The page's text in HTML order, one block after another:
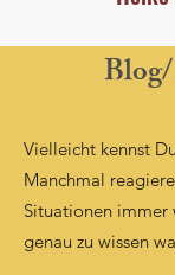
Vielleicht kennst
Manchmal
Situationen immer
genau zu wissen